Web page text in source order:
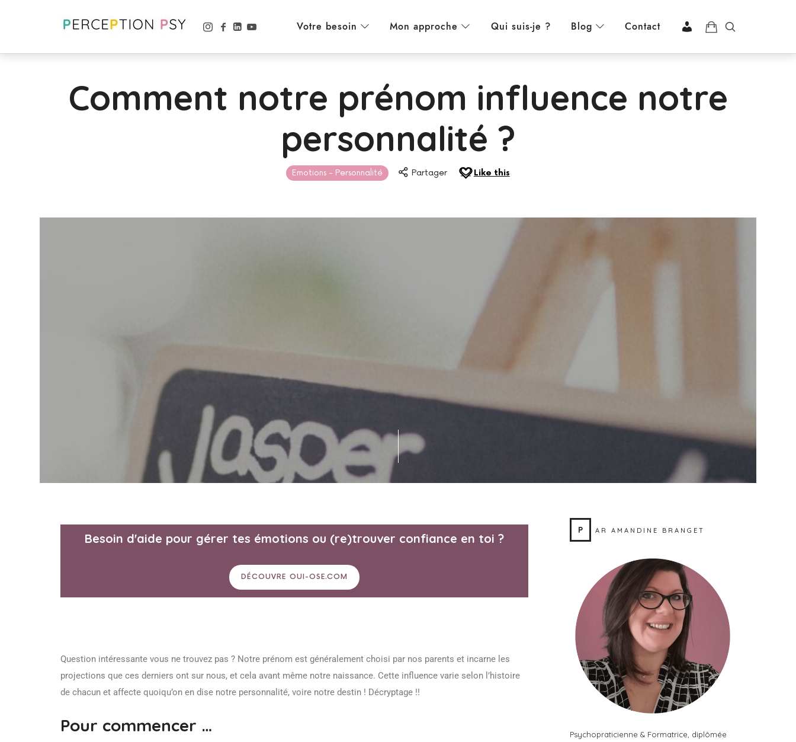
Votre besoin Mon approche Qui suis-je ? Blog Contact
Comment notre prénom influence notre
personnalité ?
Emotions - Personnalité Partager Like this
Besoin d'aide pour gérer tes émotions ou (re)trouver confiance en toi ?
DÉCOUVRE OUI-OSE.COM
Question intéressante vous ne trouvez pas ? Notre prénom est généralement choisi par nos parents et incarne les
projections que ces derniers ont sur nous, et cela avant même notre naissance. Cette influence varie selon l’histoire
de chacun et affecte quoiqu’on en dise notre personnalité, voire notre destin ! Décryptage !!
Pour commencer …
P AR AMANDINE BRANGET
Psychopraticienne & Formatrice, diplômée